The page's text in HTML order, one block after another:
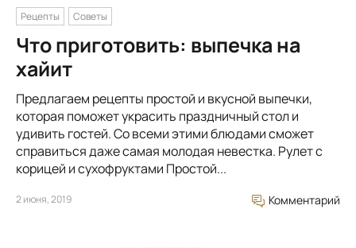
Рецепты Советы
Что приготовить: выпечка на
хайит
Предлагаем рецепты простой и вкусной выпечки,
которая поможет украсить праздничный стол и
удивить гостей. Со всеми этими блюдами сможет
справиться даже самая молодая невестка. Рулет с
корицей и сухофруктами Простой...
2 июня, 2019 Комментарий